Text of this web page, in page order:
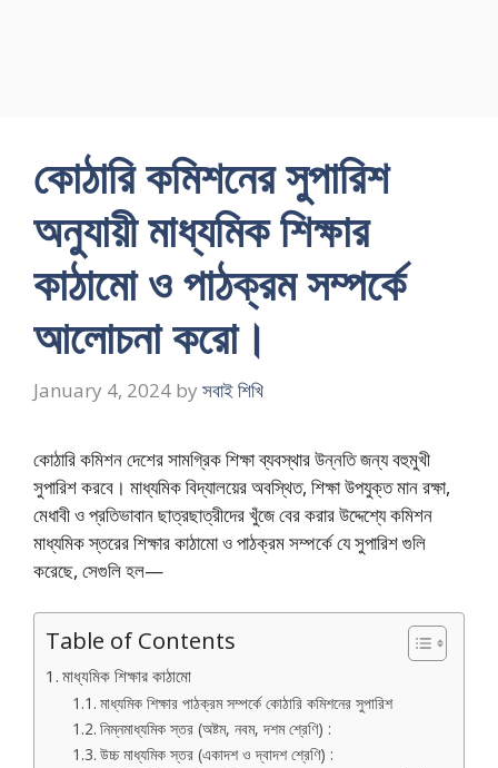
কোঠারি কমিশনের সুপারিশ
অনুযায়ী মাধ্যমিক শিক্ষার
কাঠামো ও পাঠক্রম সম্পর্কে
আলােচনা করাে।
January 4, 2024 by সবাই শিখি
কোঠারি কমিশন দেশের সামগ্রিক শিক্ষা ব্যবস্থার উন্নতি জন্য বহুমুখী
সুপারিশ করবে। মাধ্যমিক বিদ্যালয়ের অবস্থিত, শিক্ষা উপযুক্ত মান রক্ষা,
মেধাবী ও প্রতিভাবান ছাত্রছাত্রীদের খুঁজে বের করার উদ্দেশ্যে কমিশন
মাধ্যমিক স্তরের শিক্ষার কাঠামাে ও পাঠক্রম সম্পর্কে যে সুপারিশ গুলি
করেছে, সেগুলি হল—
Table of Contents
মাধ্যমিক শিক্ষার কাঠামাে
মাধ্যমিক শিক্ষার পাঠক্রম সম্পর্কে কোঠারি কমিশনের সুপারিশ
নিম্নমাধ্যমিক স্তর (অষ্টম, নবম, দশম শ্রেণি) :
উচ্চ মাধ্যমিক স্তর (একাদশ ও দ্বাদশ শ্রেণি) :